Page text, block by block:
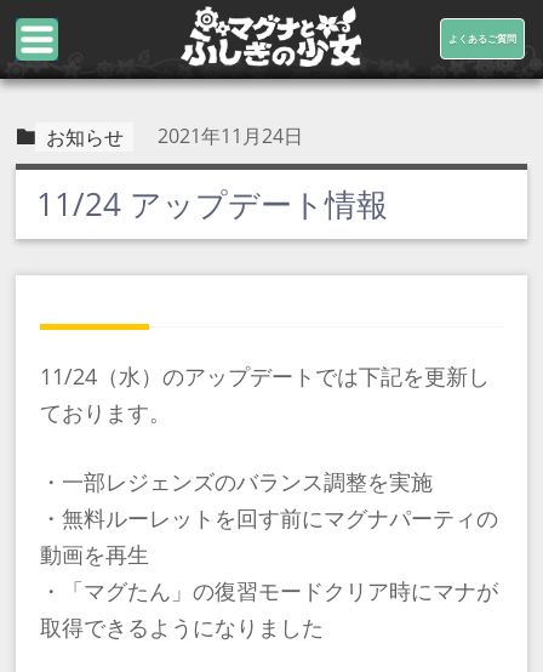
よくあるご質問
お知らせ 2021年11月24日
11/24 アップデート情報
11/24（水）のアップデートでは下記を更新し
ております。
・一部レジェンズのバランス調整を実施
・無料ルーレットを回す前にマグナパーティの
動画を再生
・「マグたん」の復習モードクリア時にマナが
取得できるようになりました